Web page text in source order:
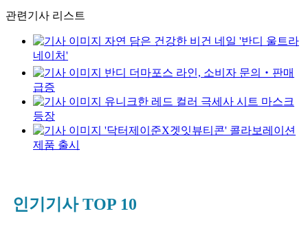
관련기사 리스트
자연 담은 건강한 비건 네일 '반디 울트라
네이처'
반디 더마포스 라인, 소비자 문의‧판매
급증
유니크한 레드 컬러 극세사 시트 마스크
등장
'닥터제이준X겟잇뷰티콘' 콜라보레이션
제품 출시
인기기사 TOP 10